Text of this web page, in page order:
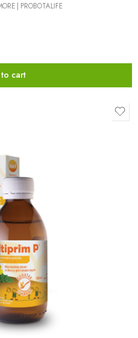
PROBOTALIFE
cart